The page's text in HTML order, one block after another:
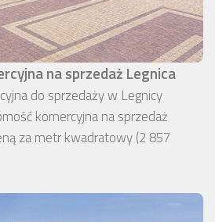
na sprzedaż Legnica
do sprzedaży w Legnicy
komercyjna na sprzedaż
za metr kwadratowy (2 857